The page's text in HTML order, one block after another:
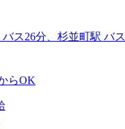
ス26分、杉並町駅 バ
らOK